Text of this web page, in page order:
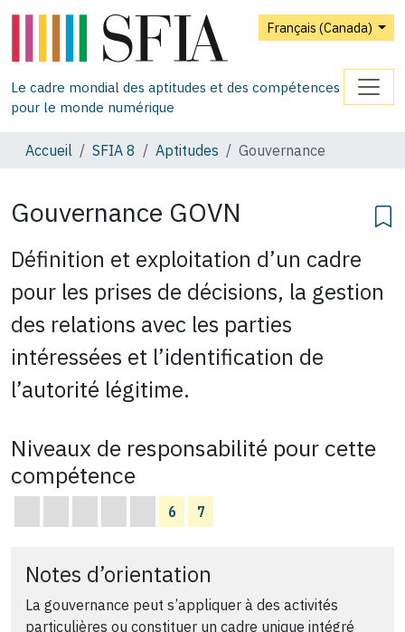
Français (Canada)
Le cadre mondial des aptitudes et des compétences
pour le monde numérique
Accueil SFIA 8 Aptitudes Gouvernance
Gouvernance GOVN
Définition et exploitation d’un cadre
pour les prises de décisions, la gestion
des relations avec les parties
intéressées et l’identification de
l’autorité légitime.
Niveaux de responsabilité pour cette
compétence
6 7
Notes d’orientation
La gouvernance peut s’appliquer à des activités
particulières ou constituer un cadre unique intégré